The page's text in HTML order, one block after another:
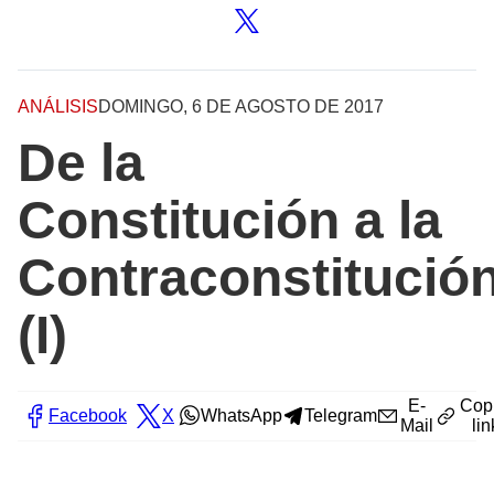
ANÁLISISDOMINGO, 6 DE AGOSTO DE 2017
De la
Constitución a la
(I)
Facebook X WhatsApp Telegram
E-
Mail